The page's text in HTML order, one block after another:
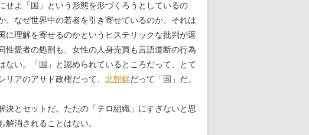
よ「国」という形態を形づくろうとしているの
なぜ世界中の若者を引き寄せているのか、それは
理解を寄せるのかというヒステリックな批判が返
愛者の処刑も、女性の人身売買も言語道断の行為
い。「国」と認められているところだって、とて
アのアサド政権だって、 北朝鮮だって「国」だ。
とセットだ。ただの「テロ組織」にすぎないと思
消されることはない。